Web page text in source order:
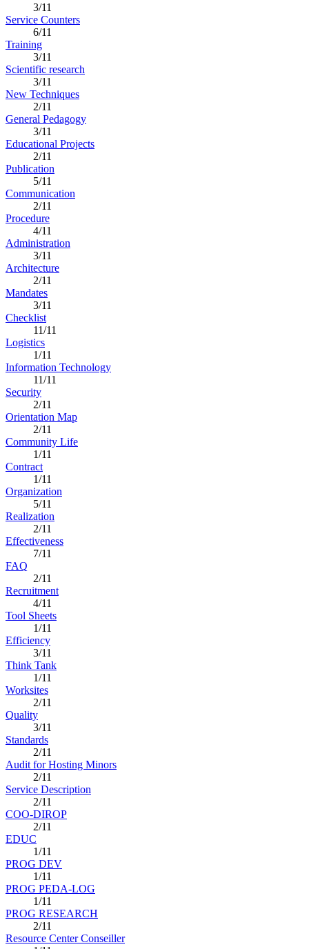
3/11
Service Counters
6/11
Training
3/11
Scientific research
3/11
New Techniques
2/11
General Pedagogy
3/11
Educational Projects
2/11
Publication
5/11
Communication
2/11
Procedure
4/11
Administration
3/11
Architecture
2/11
Mandates
3/11
Checklist
11/11
Logistics
1/11
Information Technology
11/11
Security
2/11
Orientation Map
2/11
Community Life
1/11
Contract
1/11
Organization
5/11
Realization
2/11
Effectiveness
7/11
FAQ
2/11
Recruitment
4/11
Tool Sheets
1/11
Efficiency
3/11
Think Tank
1/11
Worksites
2/11
Quality
3/11
Standards
2/11
Audit for Hosting Minors
2/11
Service Description
2/11
COO-DIROP
2/11
EDUC
1/11
PROG DEV
1/11
PROG PEDA-LOG
1/11
PROG RESEARCH
2/11
Resource Center Conseiller